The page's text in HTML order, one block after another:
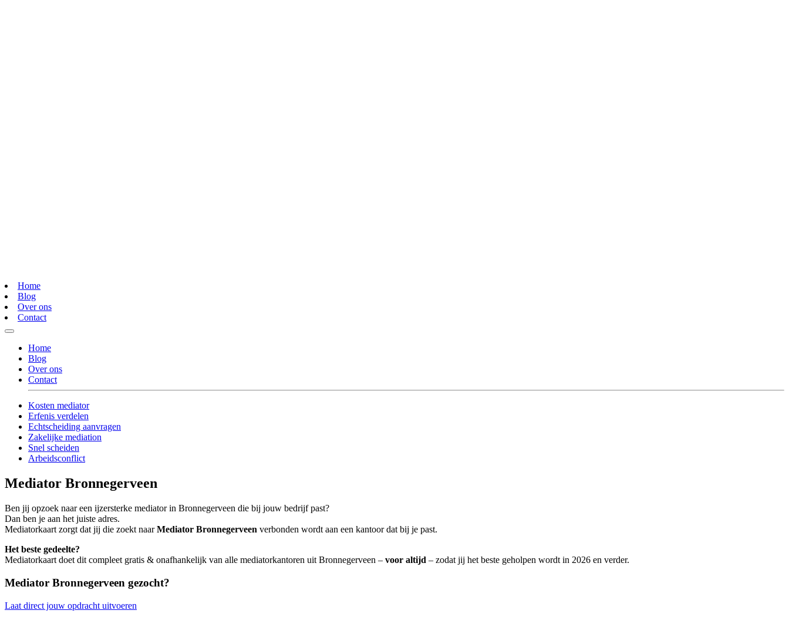
Home
Blog
Over ons
Contact
Home
Blog
Over ons
Contact
Kosten mediator
Erfenis verdelen
Echtscheiding aanvragen
Zakelijke mediation
Snel scheiden
Arbeidsconflict
Mediator Bronnegerveen
Ben jij opzoek naar een ijzersterke mediator in Bronnegerveen die bij jouw bedrijf past?
Dan ben je aan het juiste adres.
Mediatorkaart zorgt dat jij die zoekt naarMediator Bronnegerveen verbonden wordt aan een kantoor dat bij je past.
Het beste gedeelte?
Mediatorkaart doet dit compleet gratis & onafhankelijk van alle mediatorkantoren uit Bronnegerveen – voor altijd – zodat jij het beste geholpen wordt in 2026 en verder.
Mediator Bronnegerveen gezocht?
Laat direct jouw opdracht uitvoeren